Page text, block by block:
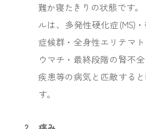
難か寝たきりの状態です
ルは、多発性硬化症(MS)
症候群・全身性エリテマ
ウマチ・最終段階の腎不
疾患等の病気と匹敵する
す。